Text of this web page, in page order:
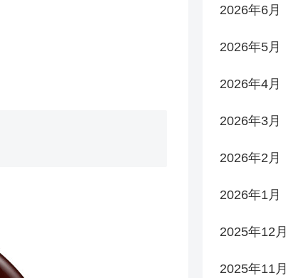
2026年6月
2026年5月
2026年4月
2026年3月
2026年2月
2026年1月
2025年12月
2025年11月